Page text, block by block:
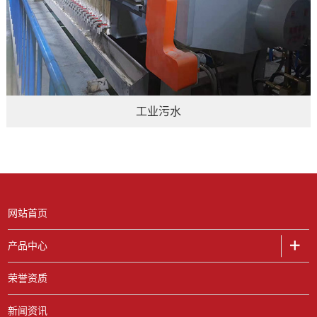
工业污水
网站首页
产品中心
荣誉资质
新闻资讯